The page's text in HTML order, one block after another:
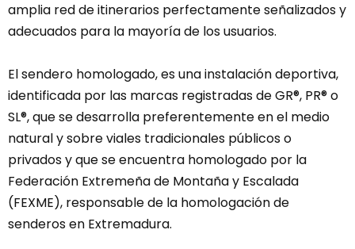
amplia red de itinerarios perfectamente señalizados y
adecuados para la mayoría de los usuarios.
El sendero homologado, es una instalación deportiva,
identificada por las marcas registradas de GR®, PR® o
SL®, que se desarrolla preferentemente en el medio
natural y sobre viales tradicionales públicos o
privados y que se encuentra homologado por la
Federación Extremeña de Montaña y Escalada
(FEXME), responsable de la homologación de
senderos en Extremadura.